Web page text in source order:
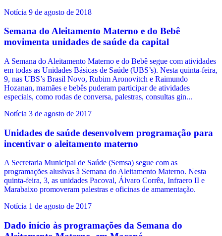
Notícia 9 de agosto de 2018
Semana do Aleitamento Materno e do Bebê
movimenta unidades de saúde da capital
A Semana do Aleitamento Materno e do Bebê segue com atividades
em todas as Unidades Básicas de Saúde (UBS’s). Nesta quinta-feira,
9, nas UBS’s Brasil Novo, Rubim Aronovitch e Raimundo
Hozanan, mamães e bebês puderam participar de atividades
especiais, como rodas de conversa, palestras, consultas gin...
Notícia 3 de agosto de 2017
Unidades de saúde desenvolvem programação para
incentivar o aleitamento materno
A Secretaria Municipal de Saúde (Semsa) segue com as
programações alusivas à Semana do Aleitamento Materno. Nesta
quinta-feira, 3, as unidades Pacoval, Álvaro Corrêa, Infraero II e
Marabaixo promoveram palestras e oficinas de amamentação.
Notícia 1 de agosto de 2017
Dado início às programações da Semana do